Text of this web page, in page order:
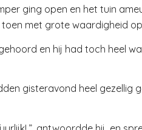
ging open en het tuin
met grote waardigheid
en hij had toch heel
gisteravond heel gezellig